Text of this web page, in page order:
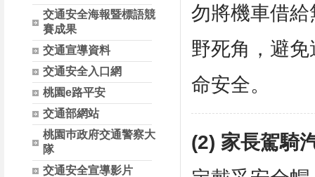
交通安全海報暨標語競
賽成果
交通宣導資料
交通安全入口網
桃園e路平安
交通部網站
桃園巿政府交通警察大
隊
交通安全宣導影片
勿將機車借
野死角，避
命安全。
(2) 家長駕騎